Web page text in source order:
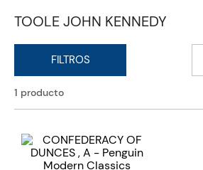
TOOLE JOHN KENNEDY
1 producto